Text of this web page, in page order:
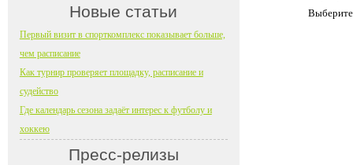
Новые статьи
Первый визит в спорткомплекс показывает больше,
чем расписание
Как турнир проверяет площадку, расписание и
судейство
Где календарь сезона задаёт интерес к футболу и
хоккею
Пресс-релизы